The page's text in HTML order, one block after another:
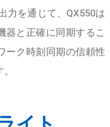
力を通じて、QX550は
器と正確に同期するこ
ーク時刻同期の信頼性